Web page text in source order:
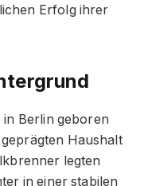
Erfolg ihrer
in Berlin geboren
Haushalt
legten
in einer stabilen